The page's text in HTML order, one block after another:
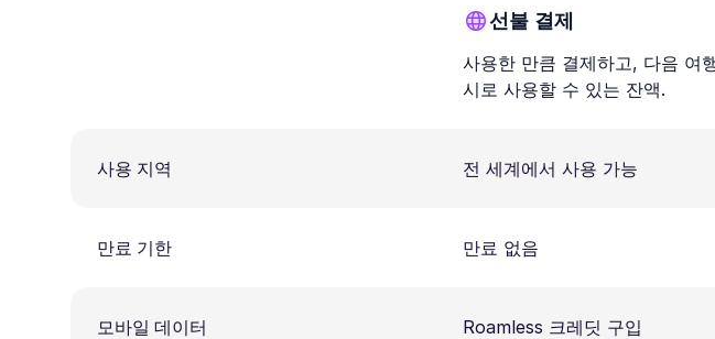
선불 결제
사용한 만큼 결제하고, 다음 여
시로 사용할 수 있는 잔액.
사용 지역 전 세계에서 사용 가능
만료 기한 만료 없음
모바일 데이터 Roamless 크레딧 구입